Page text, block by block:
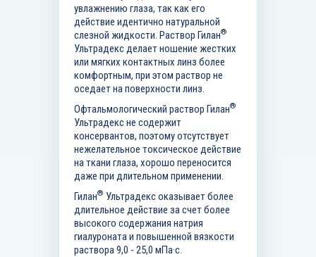
увлажнению глаза, так как его
действие идентично натуральной
слезной жидкости. Раствор Гилан®
Ультрадекс делает ношение жестких
или мягких контактных линз более
комфортным, при этом раствор не
оседает на поверхности линз.
Офтальмологический раствор Гилан®
Ультрадекс не содержит
консервантов, поэтому отсутствует
нежелательное токсическое действие
на ткани глаза, хорошо переносится
даже при длительном применении.
Гилан® Ультрадекс оказывает более
длительное действие за счет более
высокого содержания натрия
гиалуроната и повышенной вязкости
раствора 9,0 - 25,0 мПа·с.